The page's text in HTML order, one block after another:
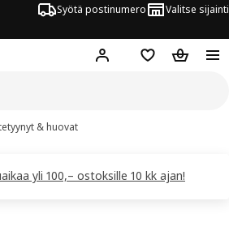
Syötä postinumero Valitse sijainti
Hej! Kirjaudu sisään
Suosikit
& huovat
yli 100,– ostoksille 10 kk ajan!